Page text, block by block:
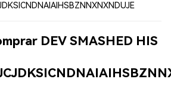
DEV SMASHED HIS